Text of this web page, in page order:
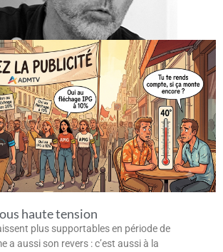
haute tension
plus supportables en période de
a aussi son revers : c’est aussi à la